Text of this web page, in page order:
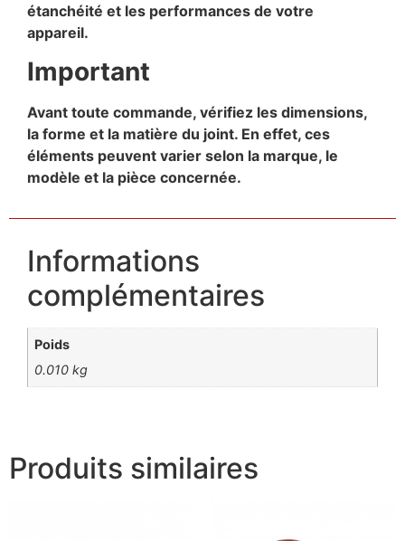
étanchéité et les performances de votre
appareil.
Important
Avant toute commande, vérifiez les dimensions,
la forme et la matière du joint. En effet, ces
éléments peuvent varier selon la marque, le
modèle et la pièce concernée.
Informations
complémentaires
Poids
0.010 kg
Produits similaires